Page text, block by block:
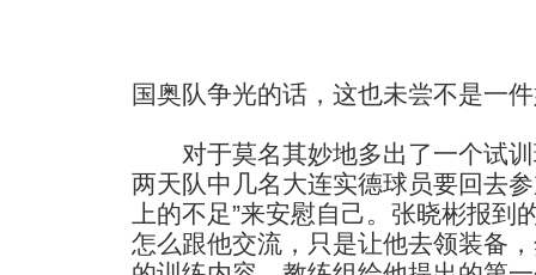
国奥队争光的话，这也未尝不是一
对于莫名其妙地多出了一个试训
两天队中几名大连实德球员要回去
上的不足”来安慰自己。张晓彬报
怎么跟他交流，只是让他去领装备